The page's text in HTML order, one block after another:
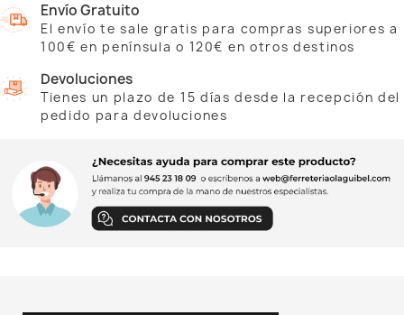
Envío Gratuito
El envío te sale gratis para compras superiores a
100€ en península o 120€ en otros destinos
Devoluciones
Tienes un plazo de 15 días desde la recepción del
pedido para devoluciones